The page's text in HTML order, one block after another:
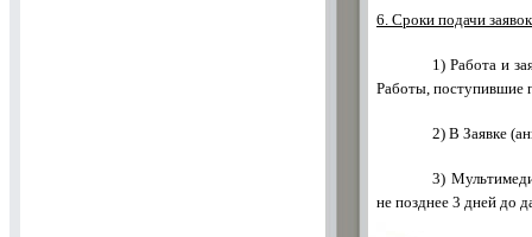
6. Сроки подачи
1) Работа и
Работы, поступившие
2) В Заявке
3)
не позднее 3 дней до